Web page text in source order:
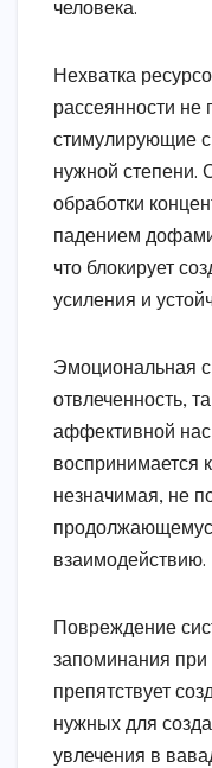
человека.
Нехватка
рассеянности не
стимулирующие
нужной степени.
обработки
падением
что блокирует
усиления и
Эмоциональная
отвлеченность,
аффективной
воспринимается
незначимая, не
взаимодействию.
Повреждение
запоминания
препятствует
нужных для
увлечения в